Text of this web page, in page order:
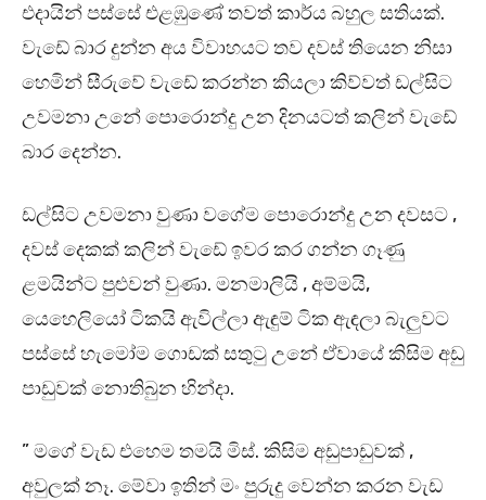
එදායින් පස්සේ එළඹුණේ තවත් කාර්ය බහුල සතියක්.
වැඩේ බාර දුන්න අය විවාහයට තව දවස් තියෙන නිසා
හෙමින් සීරුවේ වැඩේ කරන්න කියලා කිව්වත් ඩල්සිට
උවමනා උනේ පොරොන්දු උන දිනයටත් කලින් වැඩේ
බාර දෙන්න.
ඩල්සිට උවමනා වුණා වගේම පොරොන්දු උන දවසට ,
දවස් දෙකක් කලින් වැඩේ ඉවර කර ගන්න ගෑණු
ළමයින්ට පුළුවන් වුණා. මනමාලියි , අම්මයි,
යෙහෙලියෝ ටිකයි ඇවිල්ලා ඇඳුම් ටික ඇඳලා බැලුවට
පස්සේ හැමෝම ගොඩක් සතුටු උනේ ඒවායේ කිසිම අඩු
පාඩුවක් නොතිබුන හින්දා.
” මගේ වැඩ එහෙම තමයි මිස්. කිසිම අඩුපාඩුවක් ,
අවුලක් නෑ. මේවා ඉතින් මං පුරුදු වෙන්න කරන වැඩ